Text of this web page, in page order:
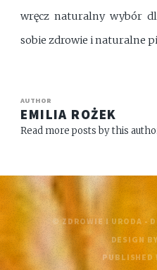
wręcz naturalny wybór
sobie zdrowie i naturalne
AUTHOR
EMILIA ROŻEK
Read more posts by this
© ZDROWIE I URODA -
DESIGN BY
PUBLISHED